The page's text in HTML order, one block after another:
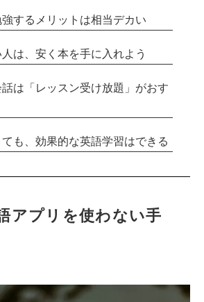
するメリットは相当デカい
は、安く本を手に入れよう
は「レッスン受け放題」がおす
も、効果的な英語学習はできる
アプリを使わない手